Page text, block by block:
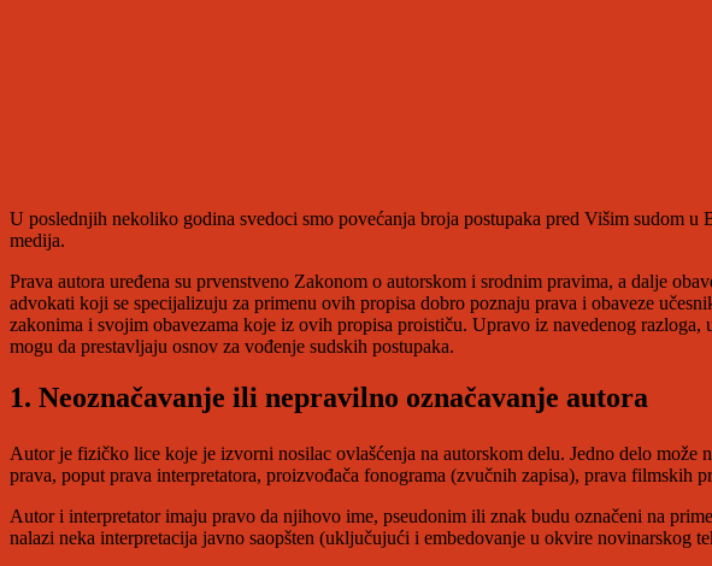
U poslednjih nekoliko godina svedoci smo povećanja broja postupaka pred Višim sudom
medija.
Prava autora uređena su prvenstveno Zakonom o autorskom i srodnim pravima, a dalje
advokati koji se specijalizuju za primenu ovih propisa dobro poznaju prava i obaveze
zakonima i svojim obavezama koje iz ovih propisa proističu. Upravo iz navedenog
mogu da prestavljaju osnov za vođenje sudskih postupaka.
1. Neoznačavanje ili nepravilno označavanje autora
Autor je fizičko lice koje je izvorni nosilac ovlašćenja na autorskom delu. Jedno delo može
prava, poput prava interpretatora, proizvođača fonograma (zvučnih zapisa), prava filmskih
Autor i interpretator imaju pravo da njihovo ime, pseudonim ili znak budu označeni na
nalazi neka interpretacija javno saopšten (uključujući i embedovanje u okvire novinarskog